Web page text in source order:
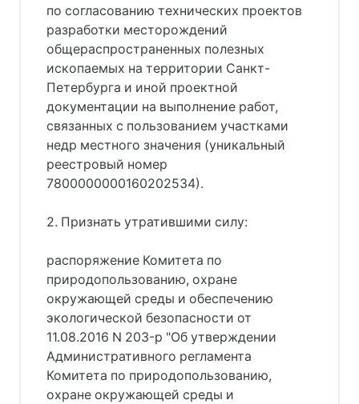
по согласованию технических проектов
разработки месторождений
общераспространенных полезных
ископаемых на территории Санкт-
Петербурга и иной проектной
документации на выполнение работ,
связанных с пользованием участками
недр местного значения (уникальный
реестровый номер
7800000000160202534).
2. Признать утратившими силу:
распоряжение Комитета по
природопользованию, охране
окружающей среды и обеспечению
экологической безопасности от
11.08.2016 N 203-р "Об утверждении
Административного регламента
Комитета по природопользованию,
охране окружающей среды и